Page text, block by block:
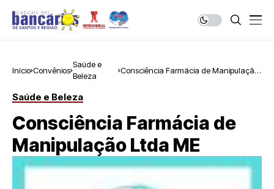
Início Convênios
Saúde e
Beleza
Consciência Farmácia de Manipulação
Saúde e Beleza
Consciência Farmácia de
Manipulação Ltda ME